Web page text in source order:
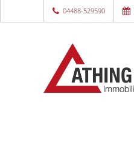
04488-529590